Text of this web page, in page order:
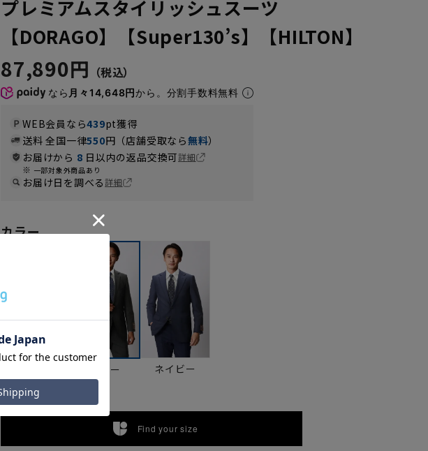
プレミアムスタイリッシュスーツ
【DORAGO】【Super130’s】【HILTON】
87,890円
なら 月々14,648円から。分割手数料無料
WEB会員なら439pt獲得
送料 全国一律550円（店舗受取なら無料）
お届けから 8 日以内の返品交換可詳細
一部対象外商品あり
お届け日を調べる詳細
カラー
グレー ネイビー
Find your size